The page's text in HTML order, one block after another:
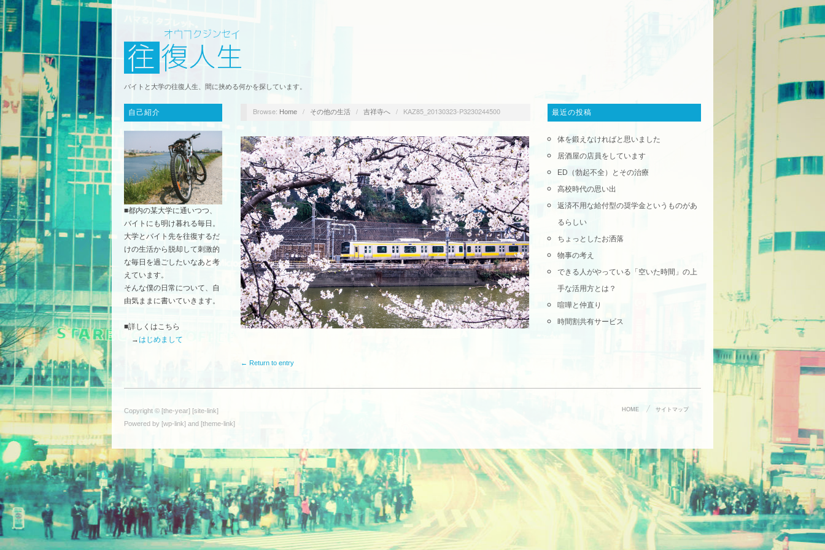
バイトと大学の往復人生、間に挟める何かを探しています。
自己紹介
■都内の某大学に通いつつ、
バイトにも明け暮れる毎日。
大学とバイト先を往復するだ
けの生活から脱却して刺激的
な毎日を過ごしたいなあと考
えています。
そんな僕の日常について、自
由気ままに書いていきます。
■詳しくはこちら
→はじめまして
Browse: Home / その他の生活 / 吉祥寺へ / KAZ85_20130323-P3230244500
← Return to entry
最近の投稿
体を鍛えなければと思いました
居酒屋の店員をしています
ED（勃起不全）とその治療
高校時代の思い出
返済不用な給付型の奨学金というものがあ
るらしい
ちょっとしたお洒落
物事の考え
できる人がやっている「空いた時間」の上
手な活用方とは？
喧嘩と仲直り
時間割共有サービス
Copyright © [the-year] [site-link]
Powered by [wp-link] and [theme-link]
HOME サイトマップ